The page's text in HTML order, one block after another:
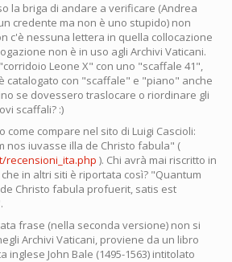
la briga di andare a verificare (Andrea
credente ma non è uno stupido) non
c'è nessuna lettera in quella collocazione
non è in uso agli Archivi Vaticani.
Leone X" con uno "scaffale 41",
catalogato con "scaffale" e "piano" anche
se dovessero traslocare o riordinare gli
scaffali? :)
come compare nel sito di Luigi Cascioli:
nos iuvasse illa de Christo fabula" (
recensioni_ita.php ). Chi avrà mai riscritto in
in altri siti è riportata così? "Quantum
Christo fabula profuerit, satis est
frase (nella seconda versione) non si
Archivi Vaticani, proviene da un libro
John Bale (1495-1563) intitolato